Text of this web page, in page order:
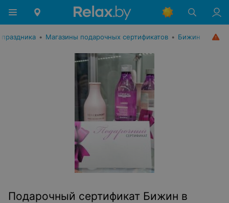
• Магазины подарочных сертификатов • Бижин
Подарочный сертификат Бижин в